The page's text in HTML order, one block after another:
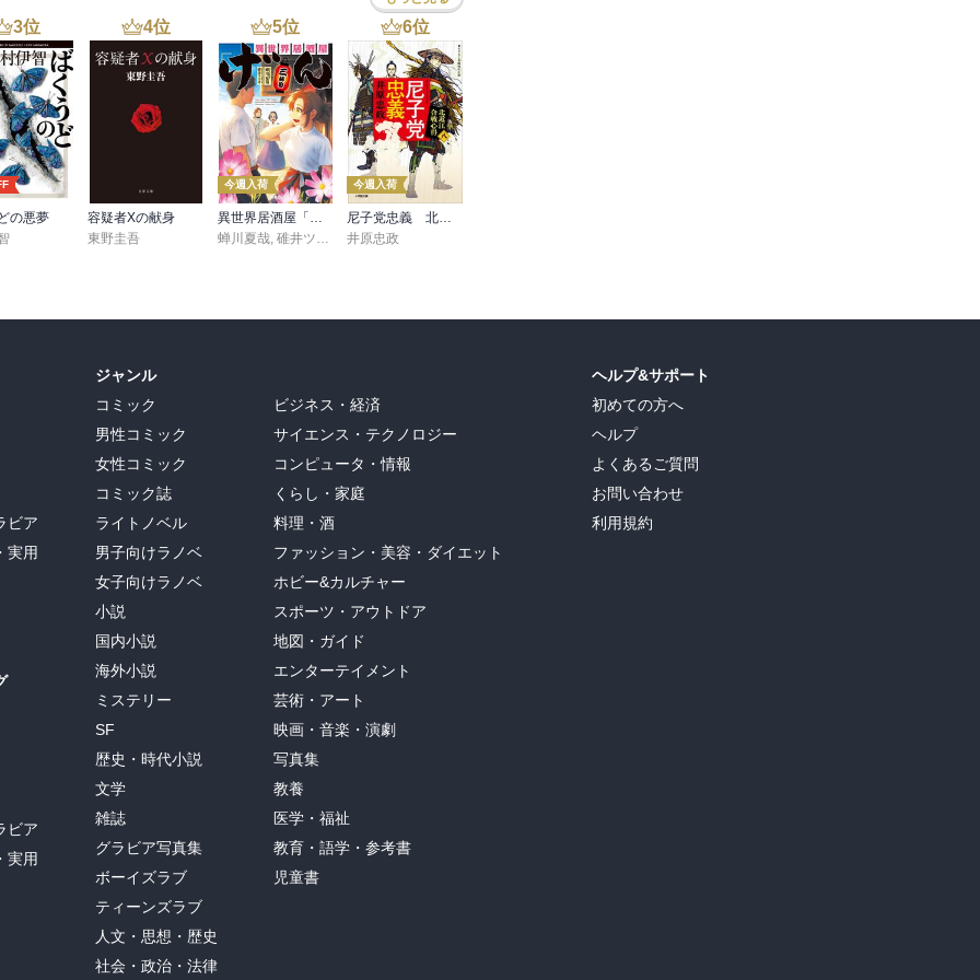
3位
の悪夢
4位
容疑者Xの献身
東野圭吾
5位
今週入荷
異世界居酒屋「げん」三杯目
蝉川夏哉, 碓井ツカサ
6位
今週入荷
尼子党忠義 北近江合戦心得〈八〉
井原忠政
ビア
実用
ビア
実用
ジャンル
コミック
男性コミック
女性コミック
コミック誌
ライトノベル
男子向けラノベ
女子向けラノベ
小説
国内小説
海外小説
ミステリー
SF
歴史・時代小説
文学
雑誌
グラビア写真集
ボーイズラブ
ティーンズラブ
人文・思想・歴史
社会・政治・法律
ビジネス・経済
サイエンス・テクノロジー
コンピュータ・情報
くらし・家庭
料理・酒
ファッション・美容・ダイエット
ホビー&カルチャー
スポーツ・アウトドア
地図・ガイド
エンターテイメント
芸術・アート
映画・音楽・演劇
写真集
教養
医学・福祉
教育・語学・参考書
児童書
ヘルプ&サポート
初めての方へ
ヘルプ
よくあるご質問
お問い合わせ
利用規約